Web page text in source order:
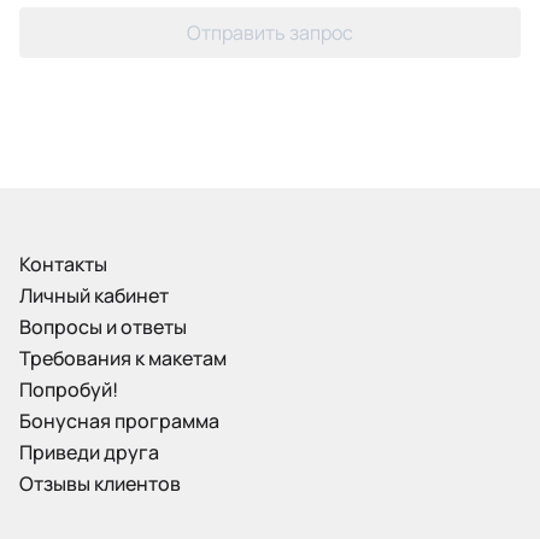
Отправить запрос
Контакты
Личный кабинет
Вопросы и ответы
Требования к макетам
Попробуй!
Бонусная программа
Приведи друга
Отзывы клиентов